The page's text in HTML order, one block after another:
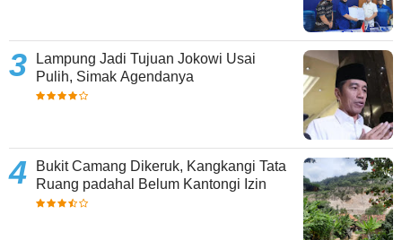
Lampung Jadi Tujuan Jokowi Usai
Pulih, Simak Agendanya
Bukit Camang Dikeruk, Kangkangi Tata
Ruang padahal Belum Kantongi Izin